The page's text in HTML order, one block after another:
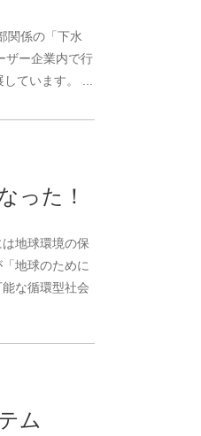
関係の「下水
ザー企業内で行
ています。 ...
った！
地球環境の保
地球のために
な循環型社会
ム